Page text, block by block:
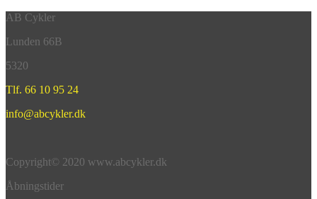
AB Cykler
Lunden 66B
5320
Tlf. 66 10 95 24
info@abcykler.dk
Copyright© 2020 www.abcykler.dk
Åbningstider